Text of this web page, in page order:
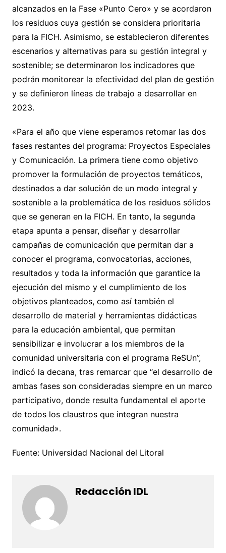
alcanzados en la Fase «Punto Cero» y se acordaron
los residuos cuya gestión se considera prioritaria
para la FICH. Asimismo, se establecieron diferentes
escenarios y alternativas para su gestión integral y
sostenible; se determinaron los indicadores que
podrán monitorear la efectividad del plan de gestión
y se definieron líneas de trabajo a desarrollar en
2023.
«Para el año que viene esperamos retomar las dos
fases restantes del programa: Proyectos Especiales
y Comunicación. La primera tiene como objetivo
promover la formulación de proyectos temáticos,
destinados a dar solución de un modo integral y
sostenible a la problemática de los residuos sólidos
que se generan en la FICH. En tanto, la segunda
etapa apunta a pensar, diseñar y desarrollar
campañas de comunicación que permitan dar a
conocer el programa, convocatorias, acciones,
resultados y toda la información que garantice la
ejecución del mismo y el cumplimiento de los
objetivos planteados, como así también el
desarrollo de material y herramientas didácticas
para la educación ambiental, que permitan
sensibilizar e involucrar a los miembros de la
comunidad universitaria con el programa ReSUn”,
indicó la decana, tras remarcar que “el desarrollo de
ambas fases son consideradas siempre en un marco
participativo, donde resulta fundamental el aporte
de todos los claustros que integran nuestra
comunidad».
Fuente: Universidad Nacional del Litoral
Redacción IDL